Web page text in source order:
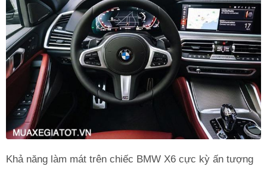
Khả năng làm mát trên chiếc BMW X6 cực kỳ ấn tượng